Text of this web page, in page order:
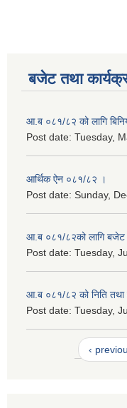
बजेट तथा
आ.ब ०८१/८२ को लागि
Post date: Tuesday,
आर्थिक ऐन ०८१/८२ ।
Post date: Sunday,
आ.ब ०८१/८२को लागि बजेट
Post date: Tuesday,
आ.ब ०८१/८२ को निति तथा
Post date: Tuesday,
‹